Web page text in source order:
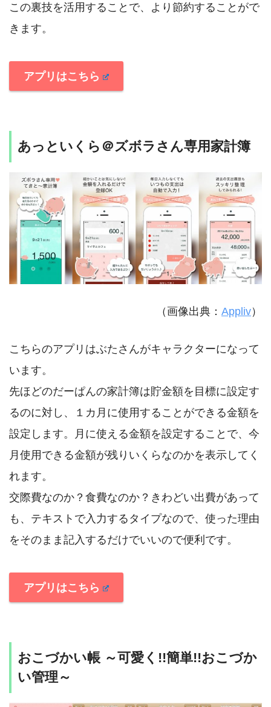
この裏技を活用することで、より節約することがで
きます。
アプリはこちら
あっといくら＠ズボラさん専用家計簿
（画像出典： Appliv）
こちらのアプリはぶたさんがキャラクターになって
います。
先ほどのだーぱんの家計簿は貯金額を目標に設定す
るのに対し、１カ月に使用することができる金額を
設定します。月に使える金額を設定することで、今
月使用できる金額が残りいくらなのかを表示してく
れます。
交際費なのか？食費なのか？きわどい出費があって
も、テキストで入力するタイプなので、使った理由
をそのまま記入するだけでいいので便利です。
アプリはこちら
おこづかい帳 ～可愛く!!簡単!!おこづか
い管理～